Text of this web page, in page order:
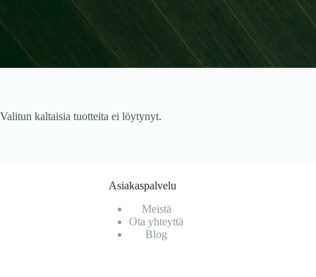
Valitun kaltaisia tuotteita ei löytynyt.
Asiakaspalvelu
Meistä
Ota yhteyttä
Blog